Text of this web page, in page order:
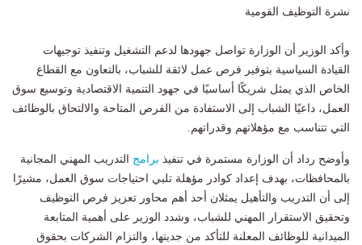
نشرة التوظيف القومية
وأكد الوزير أن الوزارة تواصل جهودها لدعم التشغيل وتنفيذ توجيهات
القيادة السياسية بتوفير فرص عمل لائقة للشباب، بالتعاون مع القطاع
الخاص الذي يمثل شريكًا أساسيًا في جهود التنمية الاقتصادية وتوسيع سوق
العمل، داعيًا الشباب إلى الاستفادة من الفرص المتاحة والالتحاق بالوظائف
التي تتناسب مع مؤهلاتهم وقدراتهم.
وأوضح رداد أن الوزارة مستمرة في تنفيذ برامج التدريب المهني المجانية
بالمحافظات، بهدف إعداد كوادر مؤهلة تلبي احتياجات سوق العمل، مشيرًا
إلى أن التدريب والتأهيل يمثلان أحد أهم محاور تعزيز فرص التوظيف
وتحقيق الاستقرار المهني للشباب، وشدد الوزير على أهمية المتابعة
الميدانية للوظائف المعلنة للتأكد من جديتها، والتزام الشركات بحقوق